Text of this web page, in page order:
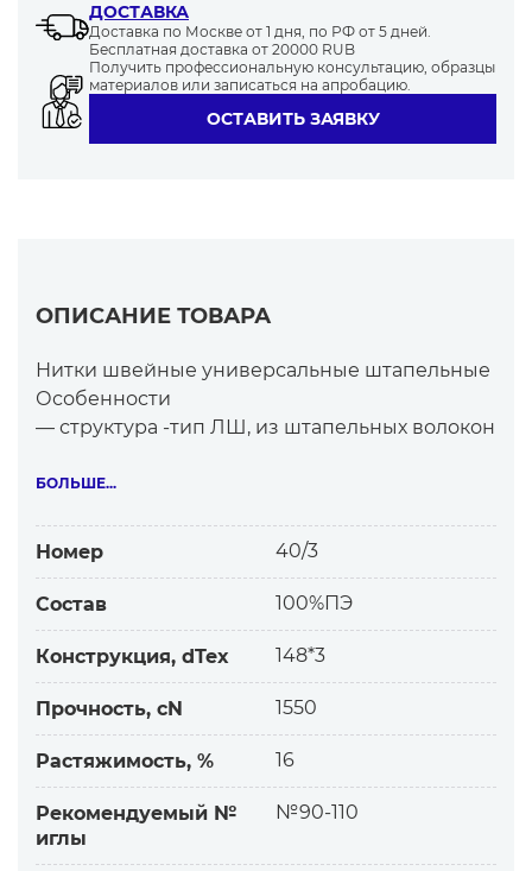
ДОСТАВКА
Доставка по Москве от 1 дня, по РФ от 5 дней.
Бесплатная доставка от 20000 RUB
Получить профессиональную консультацию, образцы
материалов или записаться на апробацию.
ОСТАВИТЬ ЗАЯВКУ
ОПИСАНИЕ ТОВАРА
Нитки швейные универсальные штапельные
Особенности
— структура -тип ЛШ, из штапельных волокон
Штапельные нитки — самые востребованные
Качественные нитки Унитекс по сравнению с
более дешевыми
— равномерные по толщине, меньше узлов
— прочные, устойчивой окраски
— хорошее скольжение нитки
— метраж, технические характеристики
соответствуют заявленным
Завод-изготовитель использует:
— качественное исходное сырье
— силикон высокого качества для смазки
Качество ниток постоянно тестируем на
БОЛЬШЕ...
Номер 40/3
Состав 100%ПЭ
Конструкция, dTex 148*3
Прочность, cN 1550
Растяжимость, % 16
Рекомендуемый №
иглы
№90-110